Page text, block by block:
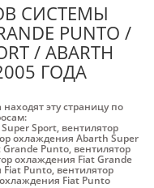
СИСТЕМЫ
PUNTO /
/ ABARTH
ГОДА
эту страницу по
Sport, вентилятор
охлаждения Abarth Super
Punto, вентилятор
охлаждения Fiat Grande
Fiat Punto, вентилятор
Fiat Punto